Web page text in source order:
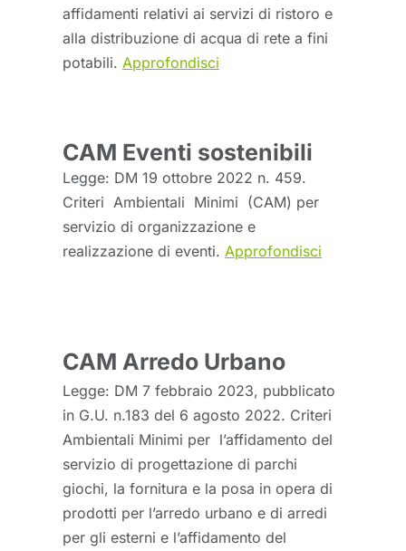
affidamenti relativi ai servizi di ristoro e
alla distribuzione di acqua di rete a fini
potabili. Approfondisci
CAM Eventi sostenibili
Legge: DM 19 ottobre 2022 n. 459.
Criteri Ambientali Minimi (CAM) per
servizio di organizzazione e
realizzazione di eventi. Approfondisci
CAM Arredo Urbano
Legge: DM 7 febbraio 2023, pubblicato
in G.U. n.183 del 6 agosto 2022. Criteri
Ambientali Minimi per l’affidamento del
servizio di progettazione di parchi
giochi, la fornitura e la posa in opera di
prodotti per l’arredo urbano e di arredi
per gli esterni e l’affidamento del